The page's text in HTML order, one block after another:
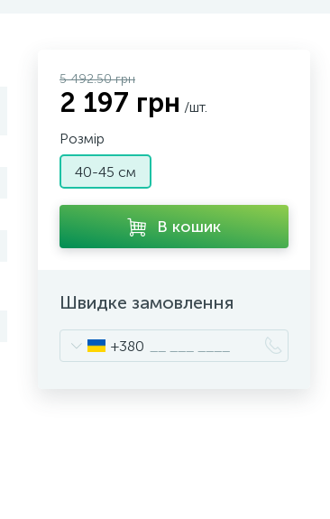
5 492.50 грн
2 197 грн /шт.
Розмір
40-45 см
В кошик
Швидке замовлення
+380